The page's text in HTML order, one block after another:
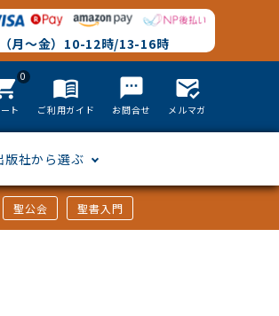
月～金）10-12時/13-16時
0
ト
menu_book
ご利用ガイド
textsms
お問合せ
mark_email_read
メルマガ
版社から選ぶ
聖公会 聖書入門